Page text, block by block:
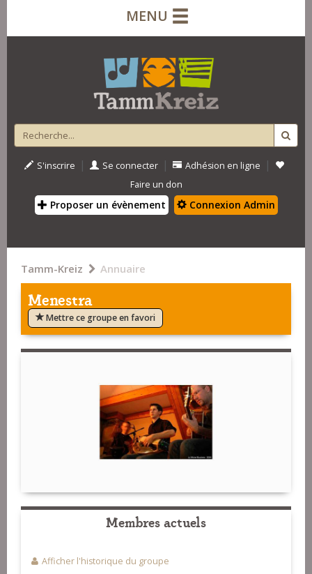
MENU
S'inscrire | Se connecter | Adhésion en ligne |
Faire un don
Proposer un évènement Connexion Admin
Tamm-Kreiz Annuaire
Menestra
Mettre ce groupe en favori
Membres actuels
Afficher l'historique du groupe